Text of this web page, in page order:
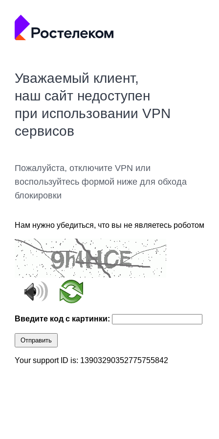
Уважаемый клиент,
наш сайт недоступен
при использовании VPN
сервисов
Пожалуйста, отключите VPN или
воспользуйтесь формой ниже для обхода
блокировки
Нам нужно убедиться, что вы не являетесь роботом
Введите код с картинки:
Отправить
Your support ID is: 13903290352775755842